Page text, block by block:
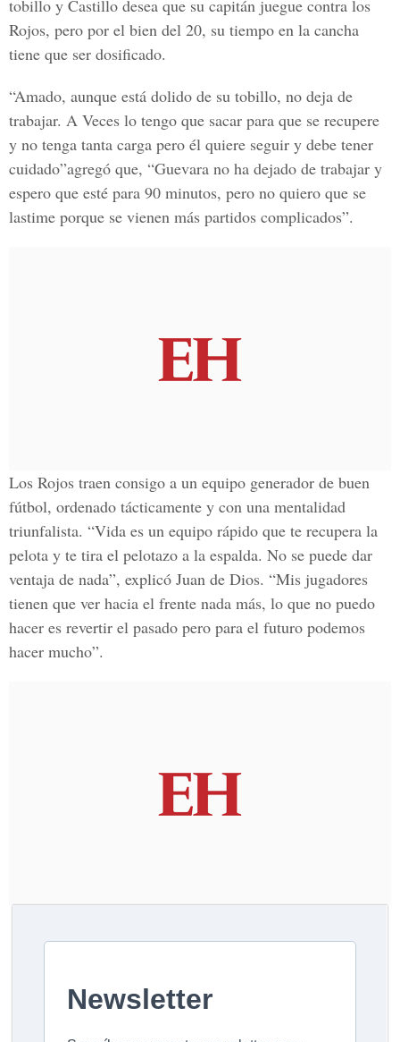
tobillo y Castillo desea que su capitán juegue contra los
Rojos, pero por el bien del 20, su tiempo en la cancha
tiene que ser dosificado.
“Amado, aunque está dolido de su tobillo, no deja de
trabajar. A Veces lo tengo que sacar para que se recupere
y no tenga tanta carga pero él quiere seguir y debe tener
cuidado”agregó que, “Guevara no ha dejado de trabajar y
espero que esté para 90 minutos, pero no quiero que se
lastime porque se vienen más partidos complicados”.
Los Rojos traen consigo a un equipo generador de buen
fútbol, ordenado tácticamente y con una mentalidad
triunfalista. “Vida es un equipo rápido que te recupera la
pelota y te tira el pelotazo a la espalda. No se puede dar
ventaja de nada”, explicó Juan de Dios. “Mis jugadores
tienen que ver hacia el frente nada más, lo que no puedo
hacer es revertir el pasado pero para el futuro podemos
hacer mucho”.